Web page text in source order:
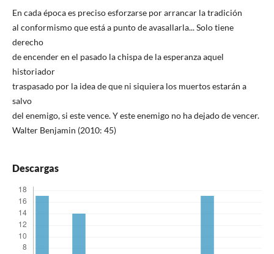
En cada época es preciso esforzarse por arrancar la tradición
al conformismo que está a punto de avasallarla... Solo tiene
derecho
de encender en el pasado la chispa de la esperanza aquel
historiador
traspasado por la idea de que ni siquiera los muertos estarán a
salvo
del enemigo, si este vence. Y este enemigo no ha dejado de vencer.
Walter Benjamin (2010: 45)
Descargas